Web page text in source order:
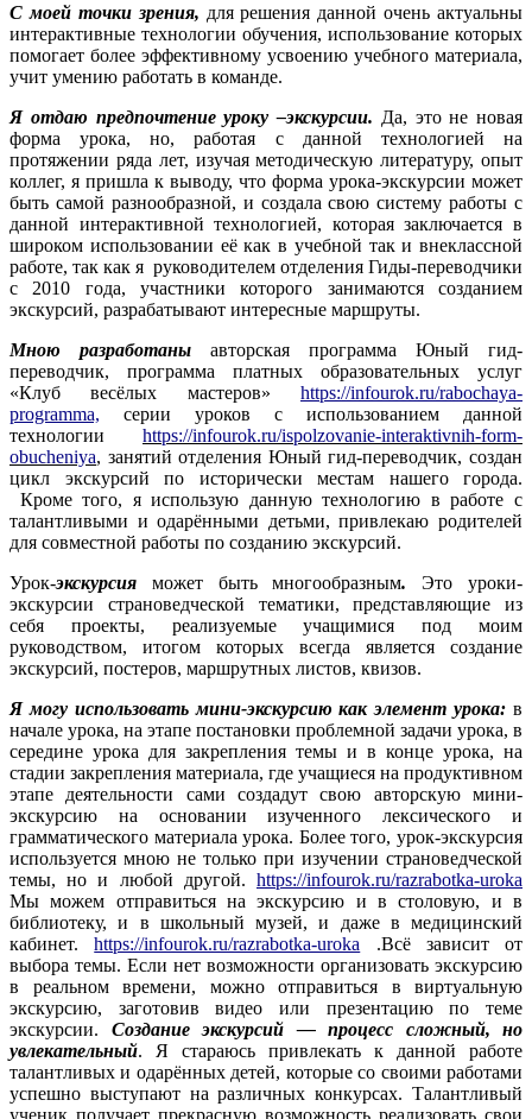
С моей точки зрения, для решения данной очень актуальны
интерактивные технологии обучения, использование которых
помогает более эффективному усвоению учебного материала,
учит умению работать в команде.
Я отдаю предпочтение уроку –экскурсии. Да, это не новая
форма урока, но, работая с данной технологией на
протяжении ряда лет, изучая методическую литературу, опыт
коллег, я пришла к выводу, что форма урока-экскурсии может
быть самой разнообразной, и создала свою систему работы с
данной интерактивной технологией, которая заключается в
широком использовании её как в учебной так и внеклассной
работе, так как я руководителем отделения Гиды-переводчики
с 2010 года, участники которого занимаются созданием
экскурсий, разрабатывают интересные маршруты.
Мною разработаны авторская программа Юный гид-
переводчик, программа платных образовательных услуг
«Клуб весёлых мастеров» https://infourok.ru/rabochaya-
programma, серии уроков с использованием данной
технологии https://infourok.ru/ispolzovanie-interaktivnih-form-
obucheniya, занятий отделения Юный гид-переводчик, создан
цикл экскурсий по исторически местам нашего города.
Кроме того, я использую данную технологию в работе с
талантливыми и одарёнными детьми, привлекаю родителей
для совместной работы по созданию экскурсий.
Урок-экскурсия может быть многообразным.Это уроки-
экскурсии страноведческой тематики, представляющие из
себя проекты, реализуемые учащимися под моим
руководством, итогом которых всегда является создание
экскурсий, постеров, маршрутных листов, квизов.
Я могу использовать мини-экскурсию как элемент урока: в
начале урока, на этапе постановки проблемной задачи урока, в
середине урока для закрепления темы и в конце урока, на
стадии закрепления материала, где учащиеся на продуктивном
этапе деятельности сами создадут свою авторскую мини-
экскурсию на основании изученного лексического и
грамматического материала урока. Более того, урок-экскурсия
используется мною не только при изучении страноведческой
темы, но и любой другой. https://infourok.ru/razrabotka-uroka
Мы можем отправиться на экскурсию и в столовую, и в
библиотеку, и в школьный музей, и даже в медицинский
кабинет.https://infourok.ru/razrabotka-uroka
.Всё зависит от
выбора темы. Если нет возможности организовать экскурсию
в реальном времени, можно отправиться в виртуальную
экскурсию, заготовив видео или презентацию по теме
экскурсии. Создание экскурсий — процесс сложный, но
увлекательный. Я стараюсь привлекать к данной работе
талантливых и одарённых детей, которые со своими работами
успешно выступают на различных конкурсах. Талантливый
ученик получает прекрасную возможность реализовать свои